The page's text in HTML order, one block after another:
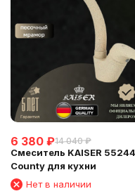
6 380 ₽14 040 ₽
Смеситель KAISER
County для кухни
Нет в наличии